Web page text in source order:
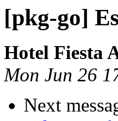
[pkg-go]
Hotel Fiesta
Mon Jun 26
Next